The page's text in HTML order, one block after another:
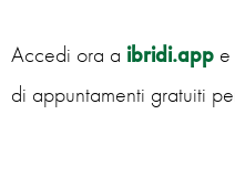
Accedi ora a ibridi.app
di appuntamenti gratuiti